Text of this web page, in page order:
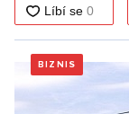
BIZNIS